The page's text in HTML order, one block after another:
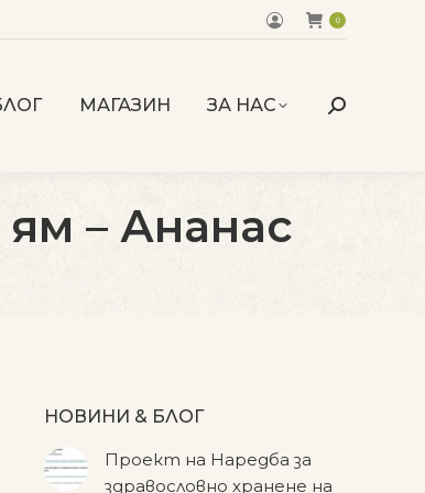
0
МАГАЗИН ЗА НАС Search:
– Ананас
НОВИНИ & БЛОГ
Проект на Наредба за
здравословно хранене на